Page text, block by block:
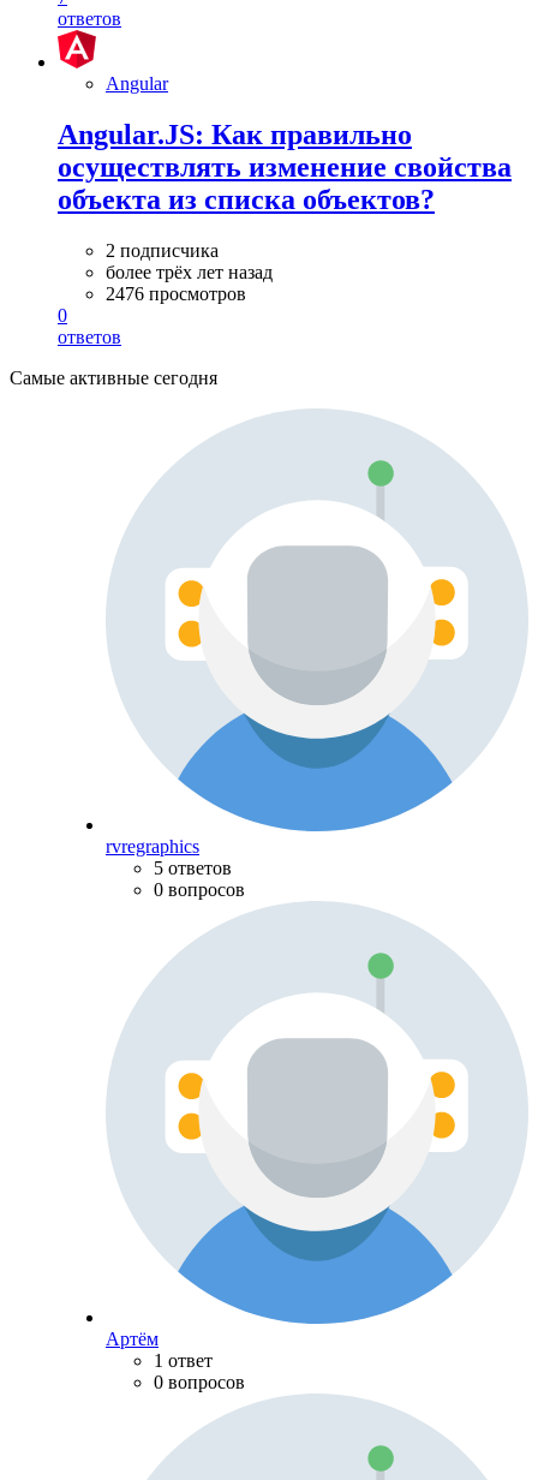
ответов
Angular
Angular.JS: Как правильно
осуществлять изменение свойства
объекта из списка объектов?
2 подписчика
более трёх лет назад
2476 просмотров
0
ответов
Самые активные сегодня
rvregraphics
5 ответов
0 вопросов
Артём
1 ответ
0 вопросов